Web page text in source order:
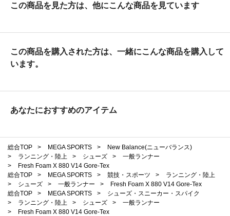
この商品を見た方は、他にこんな商品を見ています
この商品を購入された方は、一緒にこんな商品を購入して
います。
あなたにおすすめのアイテム
総合TOP > MEGA SPORTS >
New Balance(ニューバランス)
>
ランニング・陸上 > シューズ >
一般ランナー
>
Fresh Foam X 880 V14 Gore-Tex
総合TOP
> MEGA SPORTS > 競技・スポーツ >
ランニング・陸上
>
シューズ > 一般ランナー >
Fresh Foam X 880 V14 Gore-Tex
総合TOP
> MEGA SPORTS >
シューズ・スニーカー・スパイク
>
ランニング・陸上 > シューズ >
一般ランナー
>
Fresh Foam X 880 V14 Gore-Tex